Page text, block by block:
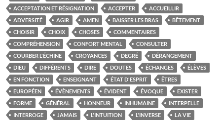
ACCEPTATION ET RÉSIGNATION
ACCEPTER
ACCUEILLIR
ADVERSITÉ
AGIR AMEN BAISSER LES BRAS
BÊTEMENT
CHOISIR
CHOIX CHOSES
COMMENTAIRES
COMPRÉHENSION
CONFORT MENTAL
CONSULTER
COURBER L'ÉCHINE
CROYANCES DEGRÉ
DÉRANGEMENT
DIEU
DIFFÉRENTS DIRE DOUTES ÉCHANGES
ÉLÈVES
EN FONCTION
ENSEIGNANT ÉTAT D'ESPRIT
ÊTRES
EUROPÉEN
ÉVÈNEMENTS ÉVIDENT ÉVOQUE
EXISTER
FORME
GÉNÉRAL HONNEUR INHUMAINE
INTERPELLE
INTERROGE
JAMAIS L'INTUITION L'INVERSE
LA VIE